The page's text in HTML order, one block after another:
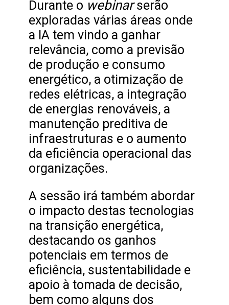
Durante o webinarserão
exploradas várias áreas onde
a IA tem vindo a ganhar
relevância, como a previsão
de produção e consumo
energético, a otimização de
redes elétricas, a integração
de energias renováveis, a
manutenção preditiva de
infraestruturas e o aumento
da eficiência operacional das
organizações.
A sessão irá também abordar
o impacto destas tecnologias
na transição energética,
destacando os ganhos
potenciais em termos de
eficiência, sustentabilidade e
apoio à tomada de decisão,
bem como alguns dos